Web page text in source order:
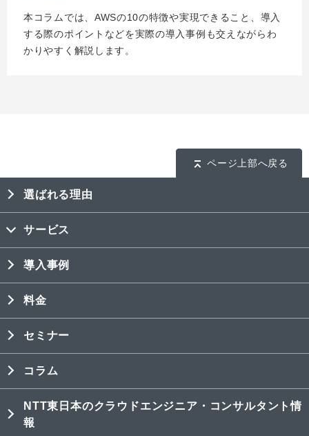
本コラムでは、AWSの10の特徴や実現できること、導入
する際のポイントなどを実際の導入事例も交えながらわ
かりやすく解説します。
ページ上部へ戻る
選ばれる理由
サービス
導入事例
料金
セミナー
コラム
NTT東日本のクラウドエンジニア・コンサルタント情
報